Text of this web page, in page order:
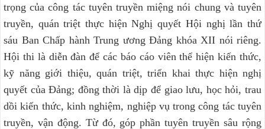
trọng của công tác tuyên truyền miệng nói chung và tuyên
truyền, quán triệt thực hiện Nghị quyết Hội nghị lần thứ
sáu Ban Chấp hành Trung ương Đảng khóa XII nói riêng.
Hội thi là diễn đàn để các báo cáo viên thể hiện kiến thức,
kỹ năng giới thiệu, quán triệt, triển khai thực hiện nghị
quyết của Đảng; đồng thời là dịp để giao lưu, học hỏi, trau
dồi kiến thức, kinh nghiệm, nghiệp vụ trong công tác tuyên
truyền, vận động. Từ đó, góp phần tuyên truyền sâu rộng